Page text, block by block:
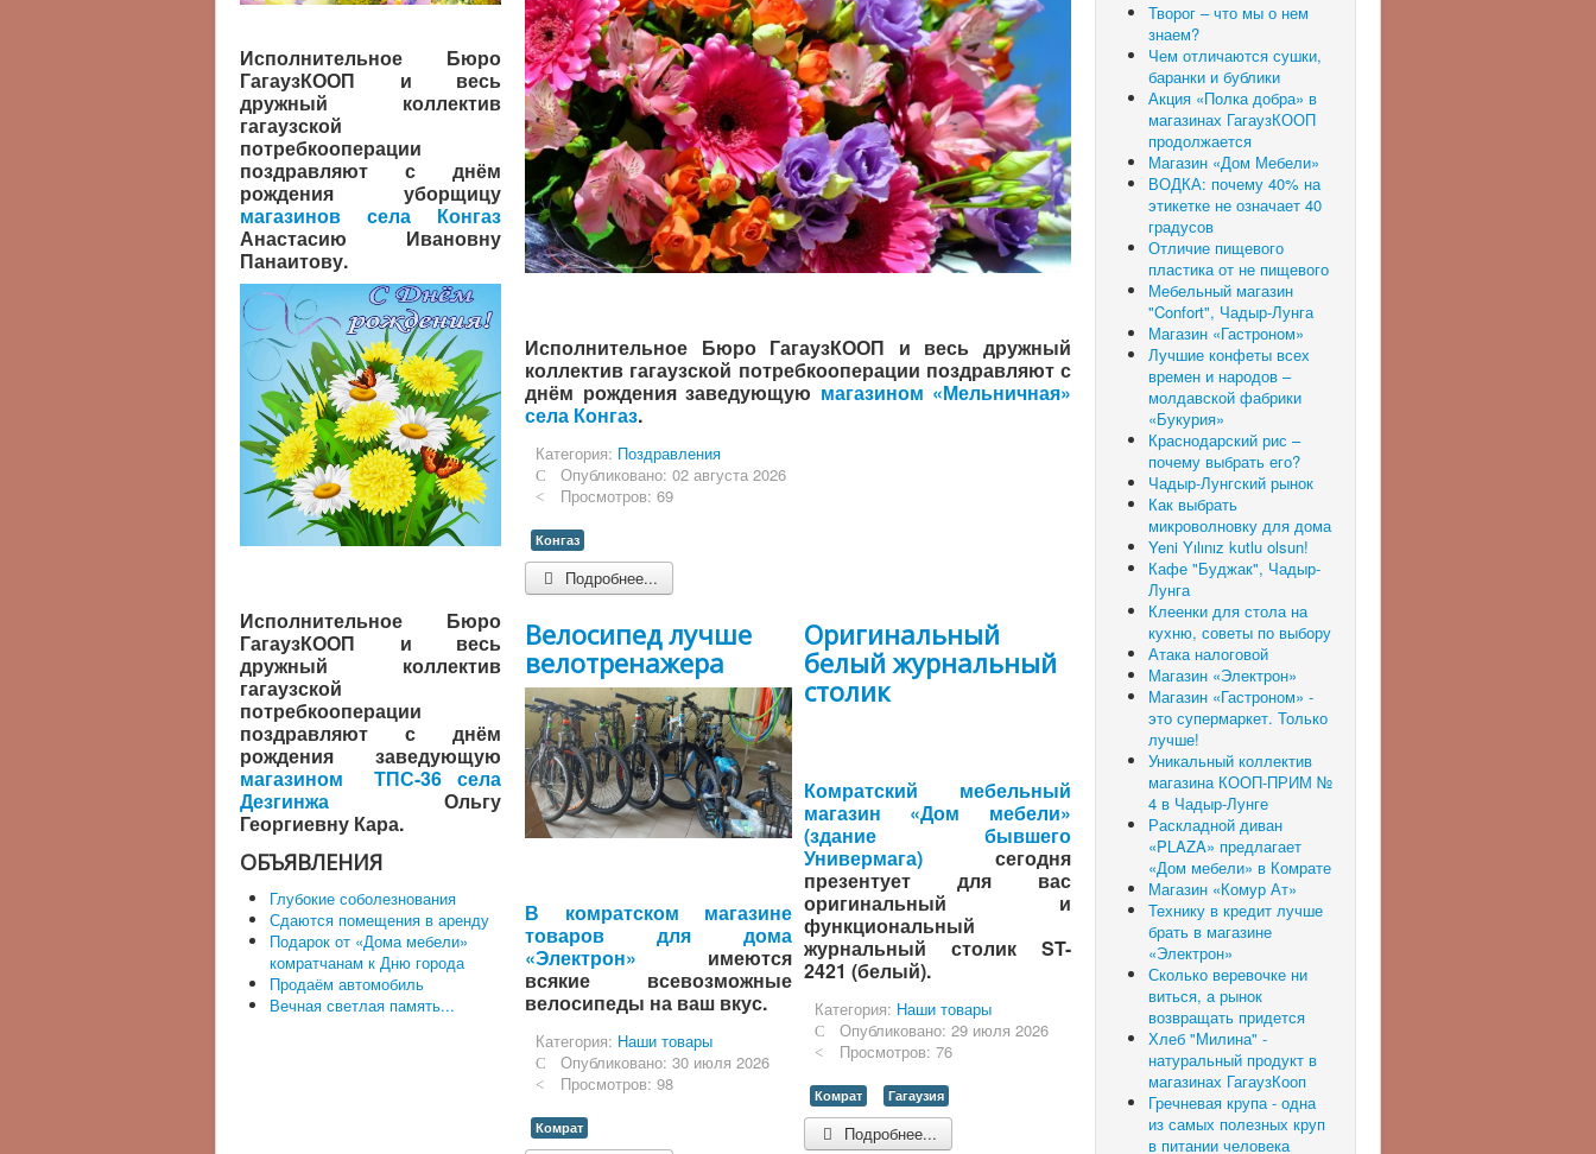
Исполнительное Бюро
ГагаузКООП и весь
дружный коллектив
гагаузской
потребкооперации
поздравляют с днём
рождения уборщицу
магазинов села Конгаз
Анастасию Ивановну
Панаитову.
Исполнительное Бюро
ГагаузКООП и весь
дружный коллектив
гагаузской
потребкооперации
поздравляют с днём
рождения заведующую
магазином ТПС-36 села
Дезгинжа Ольгу
Георгиевну Кара.
ОБЪЯВЛЕНИЯ
Глубокие соболезнования
Сдаются помещения в аренду
Подарок от «Дома мебели»
комратчанам к Дню города
Продаём автомобиль
Вечная светлая память...
Исполнительное Бюро ГагаузКООП и весь дружный
коллектив гагаузской потребкооперации поздравляют с
днём рождения заведующую магазином «Мельничная»
села Конгаз.
Категория: Поздравления
Опубликовано: 02 августа 2026
Просмотров: 69
Конгаз
Подробнее...
Велосипед лучше
велотренажера
В комратском магазине
товаров для дома
«Электрон» имеются
всякие всевозможные
велосипеды на ваш вкус.
Категория: Наши товары
Опубликовано: 30 июля 2026
Просмотров: 98
Комрат
Оригинальный
белый журнальный
столик
Комратский мебельный
магазин «Дом мебели»
(здание бывшего
Универмага)сегодня
презентует для вас
оригинальный и
функциональный
журнальный столик ST-
2421 (белый).
Категория: Наши товары
Опубликовано: 29 июля 2026
Просмотров: 76
Комрат Гагаузия
Подробнее...
Творог – что мы о нем
знаем?
Чем отличаются сушки,
баранки и бублики
Акция «Полка добра» в
магазинах ГагаузКООП
продолжается
Магазин «Дом Мебели»
ВОДКА: почему 40% на
этикетке не означает 40
градусов
Отличие пищевого
пластика от не пищевого
Мебельный магазин
"Confort", Чадыр-Лунга
Магазин «Гастроном»
Лучшие конфеты всех
времен и народов –
молдавской фабрики
«Букурия»
Краснодарский рис –
почему выбрать его?
Чадыр-Лунгский рынок
Как выбрать
микроволновку для дома
Yeni Yılınız kutlu olsun!
Кафе "Буджак", Чадыр-
Лунга
Клеенки для стола на
кухню, советы по выбору
Атака налоговой
Магазин «Электрон»
Магазин «Гастроном» -
это супермаркет. Только
лучше!
Уникальный коллектив
магазина КООП-ПРИМ №
4 в Чадыр-Лунге
Раскладной диван
«PLAZA» предлагает
«Дом мебели» в Комрате
Магазин «Комур Ат»
Технику в кредит лучше
брать в магазине
«Электрон»
Сколько веревочке ни
виться, а рынок
возвращать придется
Хлеб "Милина" -
натуральный продукт в
магазинах ГагаузКооп
Гречневая крупа - одна
из самых полезных круп
в питании человека